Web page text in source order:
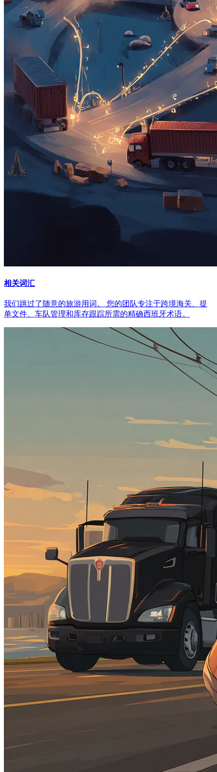
相关词汇
我们跳过了随意的旅游用词。 您的团队专注于跨境海关、提
单文件、车队管理和库存跟踪所需的精确西班牙术语。